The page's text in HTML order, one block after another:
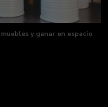
y ganar en espacio